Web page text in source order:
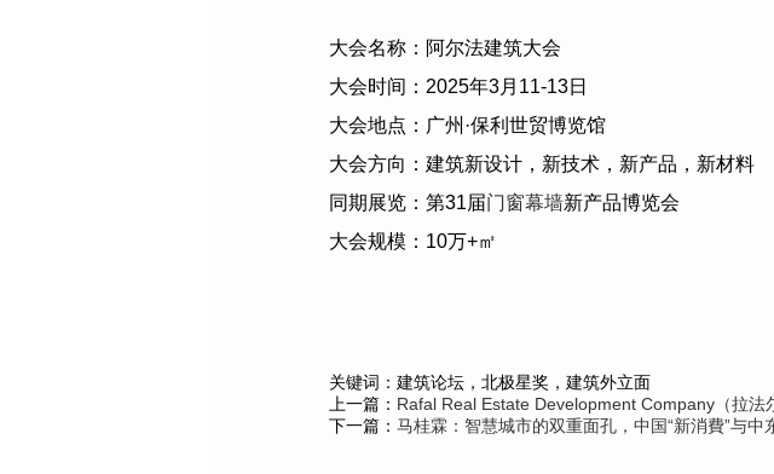
大会名称：阿尔法建筑大会
大会时间： 2025年3月 11-13日
大会地点：广州·保利世贸博览馆
大会方向：建筑新设计，新技术，新产品，新材料
同期展览：第31届门窗幕墙新产品博览会
大会规模： 10万+㎡
关键词：建筑论坛，北极星奖，建筑外立面
上一篇： Rafal Real Estate Development Company（拉法
下一篇： 马桂霖：智慧城市的双重面孔，中国“新消費”与中